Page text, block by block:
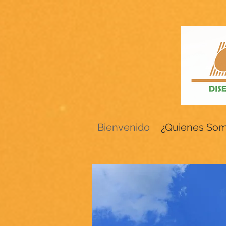
Bienvenido ¿Quienes